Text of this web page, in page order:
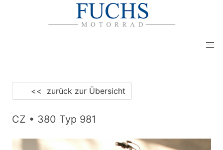
<< zurück zur Übersicht
CZ • 380 Typ 981